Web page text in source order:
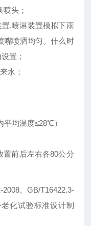
头；
,喷淋装置模拟下雨
嘴喷洒均匀。什么时
置；
水；
均温度≤28℃）
置前后左右各80公分
、GB/T16422.3-
化试验标准设计制